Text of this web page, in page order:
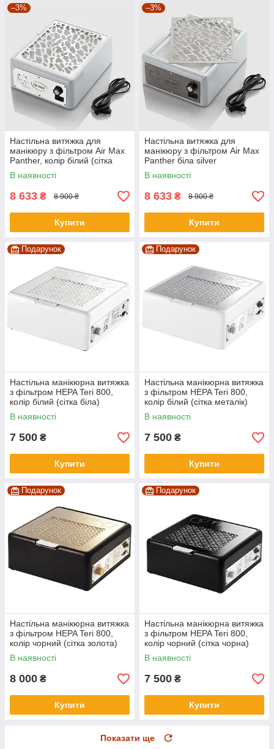
–3%
Настільна витяжка для
манікюру з фільтром Air Max
Panther, колір білий (сітка
біла)
В наявності
8 633 ₴ 8 900 ₴
Купити
–3%
Настільна витяжка для
манікюру з фільтром Air Max
Panther біла silver
В наявності
8 633 ₴ 8 900 ₴
Купити
Подарунок
Настільна манікюрна витяжка
з фільтром HEPA Teri 800,
колір білий (сітка біла)
В наявності
7 500 ₴
Купити
Подарунок
Настільна манікюрна витяжка
з фільтром HEPA Teri 800,
колір білий (сітка металік)
В наявності
7 500 ₴
Купити
Подарунок
Настільна манікюрна витяжка
з фільтром HEPA Teri 800,
колір чорний (сітка золота)
В наявності
8 000 ₴
Купити
Подарунок
Настільна манікюрна витяжка
з фільтром HEPA Teri 800,
колір чорний (сітка чорна)
В наявності
7 500 ₴
Купити
Показати ще